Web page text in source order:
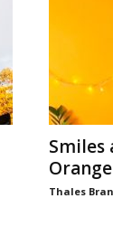
Smiles
Thales